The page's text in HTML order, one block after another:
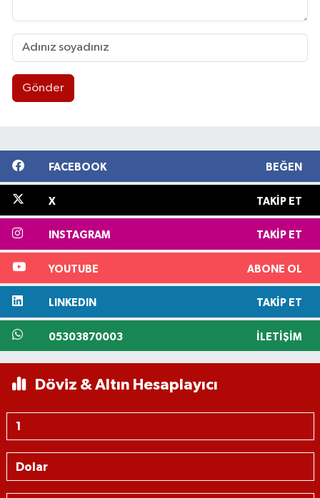
Gönder
FACEBOOK BEĞEN
X TAKIP ET
INSTAGRAM TAKIP ET
YOUTUBE ABONE OL
LINKEDIN TAKIP ET
05303870003 İLETIŞIM
Döviz & Altın Hesaplayıcı